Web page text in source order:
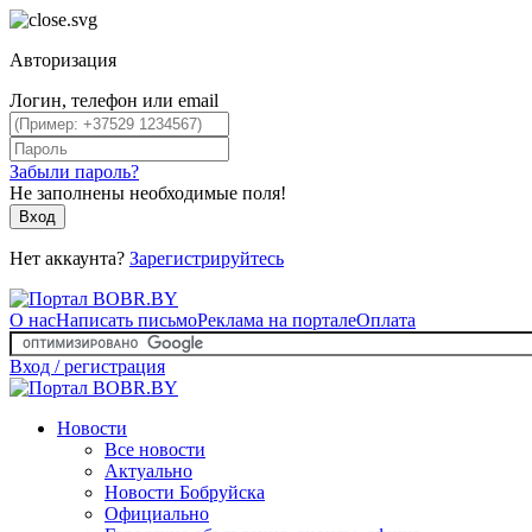
Авторизация
Логин, телефон или email
Забыли пароль?
Не заполнены необходимые поля!
Вход
Нет аккаунта? Зарегистрируйтесь
О насНаписать письмоРеклама на порталеОплата
Вход / регистрация
Новости
Все новости
Актуально
Новости Бобруйска
Официально